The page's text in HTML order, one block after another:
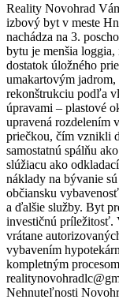
Reality Novohrad
izbový byt v meste
nachádza na 3.
bytu je menšia
dostatok úložného
umakartovým
rekonštrukciu podľa
úpravami – plastové
upravená rozdelením
priečkou, čím vznikli
samostatnú spálňu
slúžiacu ako
náklady na bývanie
občiansku
a ďalšie služby. Byt
investičnú príležitosť.
vrátane
vybavením
kompletným
Nehnuteľnosti